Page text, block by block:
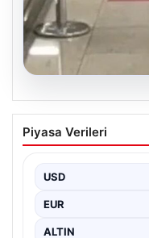
05.08.2026
2 yaşındaki
manevrasıyla
Bebeği Heimlich
Personeline…
Piyasa Verileri
USD
EUR
ALTIN